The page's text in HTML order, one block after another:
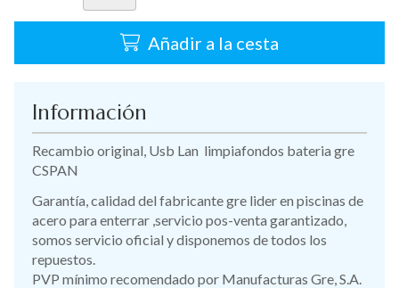
Añadir a la cesta
Información
Recambio original, Usb Lan limpiafondos bateria gre
CSPAN
Garantía, calidad del fabricante gre lider en piscinas de
acero para enterrar ,servicio pos-venta garantizado,
somos servicio oficial y disponemos de todos los
repuestos.
PVP mínimo recomendado por Manufacturas Gre, S.A.